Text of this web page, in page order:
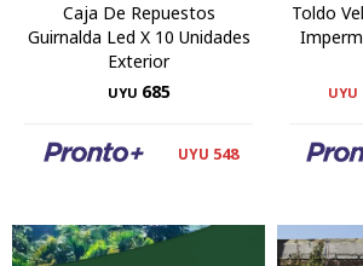
Caja De Repuestos
Guirnalda Led X 10 Unidades
Exterior
UYU 685
UYU 548
Toldo
UYU